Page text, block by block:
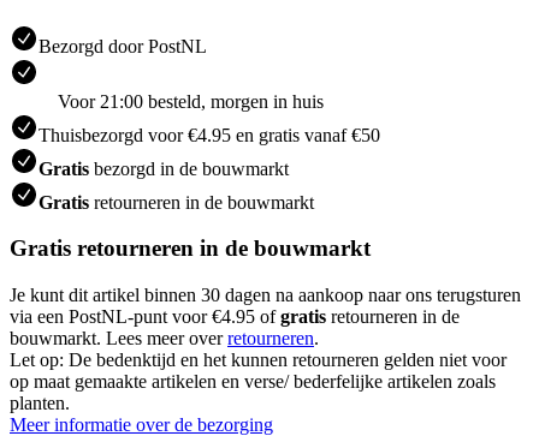
Bezorgd door PostNL
Voor 21:00 besteld, morgen in huis
Thuisbezorgd voor €4.95 en gratis vanaf €50
Gratis bezorgd in de bouwmarkt
Gratis retourneren in de bouwmarkt
Gratis retourneren in de bouwmarkt
Je kunt dit artikel binnen 30 dagen na aankoop naar ons terugsturen
via een PostNL-punt voor €4.95 ofgratis retourneren in de
bouwmarkt. Lees meer overretourneren.
Let op: De bedenktijd en het kunnen retourneren gelden niet voor
op maat gemaakte artikelen en verse/ bederfelijke artikelen zoals
planten.
Meer informatie over de bezorging